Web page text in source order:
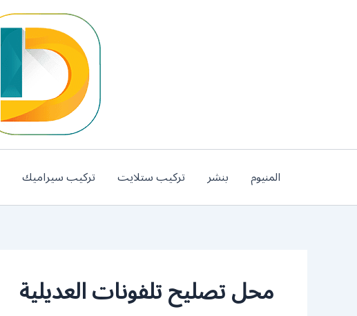
المنيوم بنشر تركيب ستلايت تركيب سيراميك
محل تصليح تلفونات العديلية